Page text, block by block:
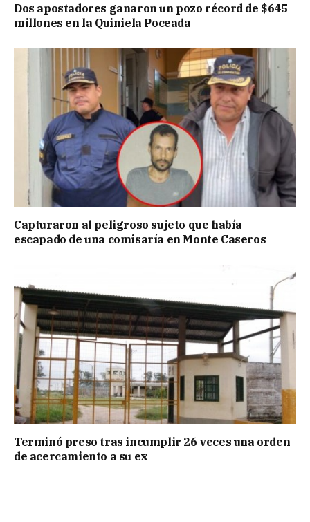
Dos apostadores ganaron un pozo récord de $645
millones en la Quiniela Poceada
Capturaron al peligroso sujeto que había
escapado de una comisaría en Monte Caseros
Terminó preso tras incumplir 26 veces una orden
de acercamiento a su ex